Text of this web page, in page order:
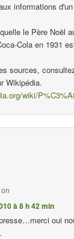
informations
le Père Noël
Cola en 1931
sources,
Wikipédia.
wiki/
à 8 h 42 min
oui